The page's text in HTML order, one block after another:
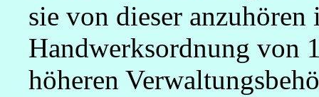
sie von dieser
Handwerksordnung von
höheren